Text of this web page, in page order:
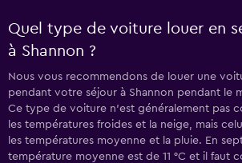
Quel type de voiture louer en
à Shannon ?
Nous vous recommendons de louer une
pendant votre séjour à Shannon pendant le
Ce type de voiture n’est généralement pas
les températures froides et la neige, mais
les températures moyenne et la pluie. En
température moyenne est de 11 °C et il faut